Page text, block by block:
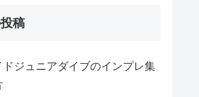
稿
ドジュニアダイブのインプレ集